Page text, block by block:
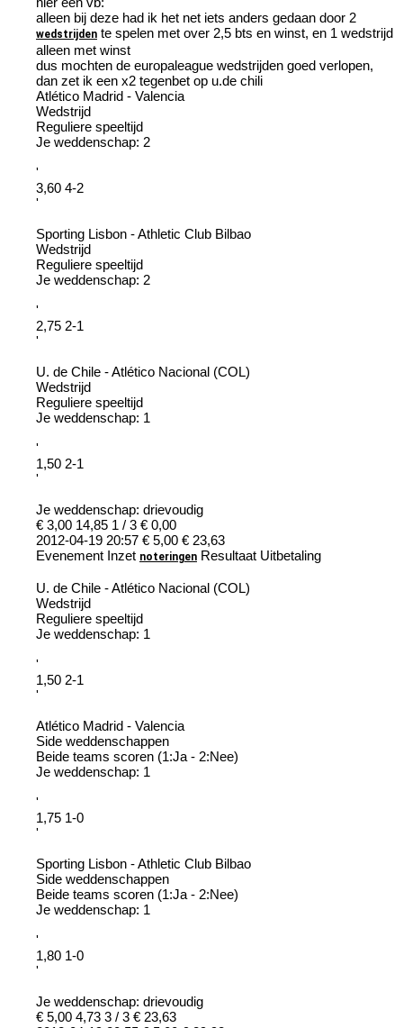
alleen bij deze had ik het net iets anders gedaan door 2
wedstrijden te spelen met over 2,5 bts en winst, en 1 wedstrijd
alleen met winst
dus mochten de europaleague wedstrijden goed verlopen,
dan zet ik een x2 tegenbet op u.de chili
Atlético Madrid - Valencia
Wedstrijd
Reguliere speeltijd
Je weddenschap: 2
'
3,60 4-2
'
Sporting Lisbon - Athletic Club Bilbao
Wedstrijd
Reguliere speeltijd
Je weddenschap: 2
'
2,75 2-1
'
U. de Chile - Atlético Nacional (COL)
Wedstrijd
Reguliere speeltijd
Je weddenschap: 1
'
1,50 2-1
'
Je weddenschap: drievoudig
€ 3,00 14,85 1 / 3 € 0,00
2012-04-19 20:57 € 5,00 € 23,63
Evenement Inzet noteringen Resultaat Uitbetaling
U. de Chile - Atlético Nacional (COL)
Wedstrijd
Reguliere speeltijd
Je weddenschap: 1
'
1,50 2-1
'
Atlético Madrid - Valencia
Side weddenschappen
Beide teams scoren (1:Ja - 2:Nee)
Je weddenschap: 1
'
1,75 1-0
'
Sporting Lisbon - Athletic Club Bilbao
Side weddenschappen
Beide teams scoren (1:Ja - 2:Nee)
Je weddenschap: 1
'
1,80 1-0
'
Je weddenschap: drievoudig
€ 5,00 4,73 3 / 3 € 23,63